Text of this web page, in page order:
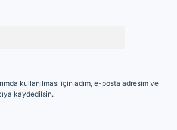
kullanılması için adım, e-posta adresim ve
kaydedilsin.